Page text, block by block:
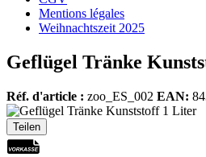
Mentions légales
Weihnachtszeit 2025
Geflügel Tränke
Réf. d'article : zoo_ES_002 EAN:
Teilen